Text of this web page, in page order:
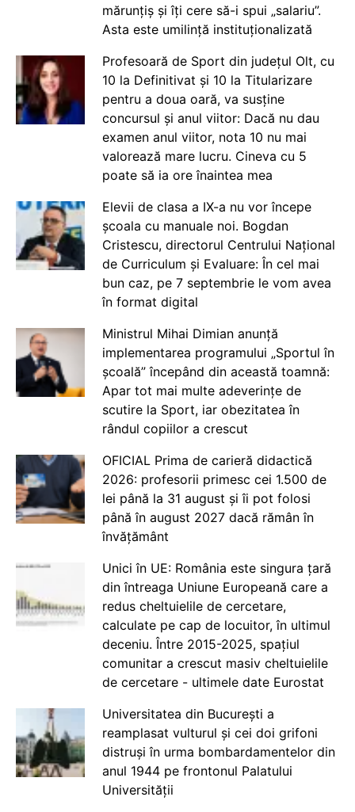
mărunțiș și îți cere să-i spui „salariu”.
Asta este umilință instituționalizată
Profesoară de Sport din județul Olt, cu
10 la Definitivat și 10 la Titularizare
pentru a doua oară, va susține
concursul și anul viitor: Dacă nu dau
examen anul viitor, nota 10 nu mai
valorează mare lucru. Cineva cu 5
poate să ia ore înaintea mea
Elevii de clasa a IX-a nu vor începe
școala cu manuale noi. Bogdan
Cristescu, directorul Centrului Național
de Curriculum și Evaluare: În cel mai
bun caz, pe 7 septembrie le vom avea
în format digital
Ministrul Mihai Dimian anunță
implementarea programului „Sportul în
școală” începând din această toamnă:
Apar tot mai multe adeverințe de
scutire la Sport, iar obezitatea în
rândul copiilor a crescut
OFICIAL Prima de carieră didactică
2026: profesorii primesc cei 1.500 de
lei până la 31 august și îi pot folosi
până în august 2027 dacă rămân în
învățământ
Unici în UE: România este singura țară
din întreaga Uniune Europeană care a
redus cheltuielile de cercetare,
calculate pe cap de locuitor, în ultimul
deceniu. Între 2015-2025, spațiul
comunitar a crescut masiv cheltuielile
de cercetare - ultimele date Eurostat
Universitatea din București a
reamplasat vulturul și cei doi grifoni
distruși în urma bombardamentelor din
anul 1944 pe frontonul Palatului
Universității